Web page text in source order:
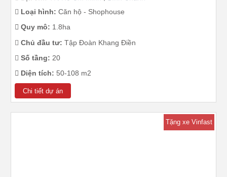
Loại hình: Căn hộ - Shophouse
Quy mô: 1.8ha
Chủ đầu tư: Tập Đoàn Khang Điền
Số tầng: 20
Diện tích: 50-108 m2
Chi tiết dự án
Tặng xe Vinfast